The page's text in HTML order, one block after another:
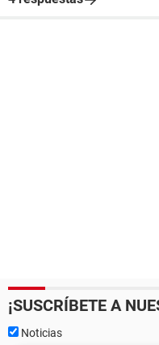
¡SUSCRÍBETE A
Noticias